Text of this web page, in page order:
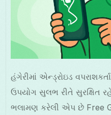
હંગેરીમાં એન્ડ્રોઇડ
ઉપયોગ સુલભ રીતે સુરક્ષિત
ભલામણ કરેલી એપ છે Free